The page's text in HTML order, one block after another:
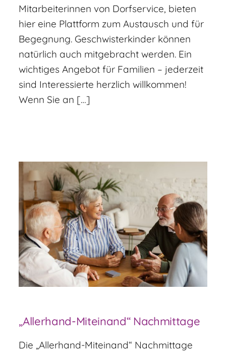
Mitarbeiterinnen von Dorfservice, bieten
hier eine Plattform zum Austausch und für
Begegnung. Geschwisterkinder können
natürlich auch mitgebracht werden. Ein
wichtiges Angebot für Familien – jederzeit
sind Interessierte herzlich willkommen!
Wenn Sie an […]
„Allerhand-Miteinand“ Nachmittage
Die „Allerhand-Miteinand“ Nachmittage